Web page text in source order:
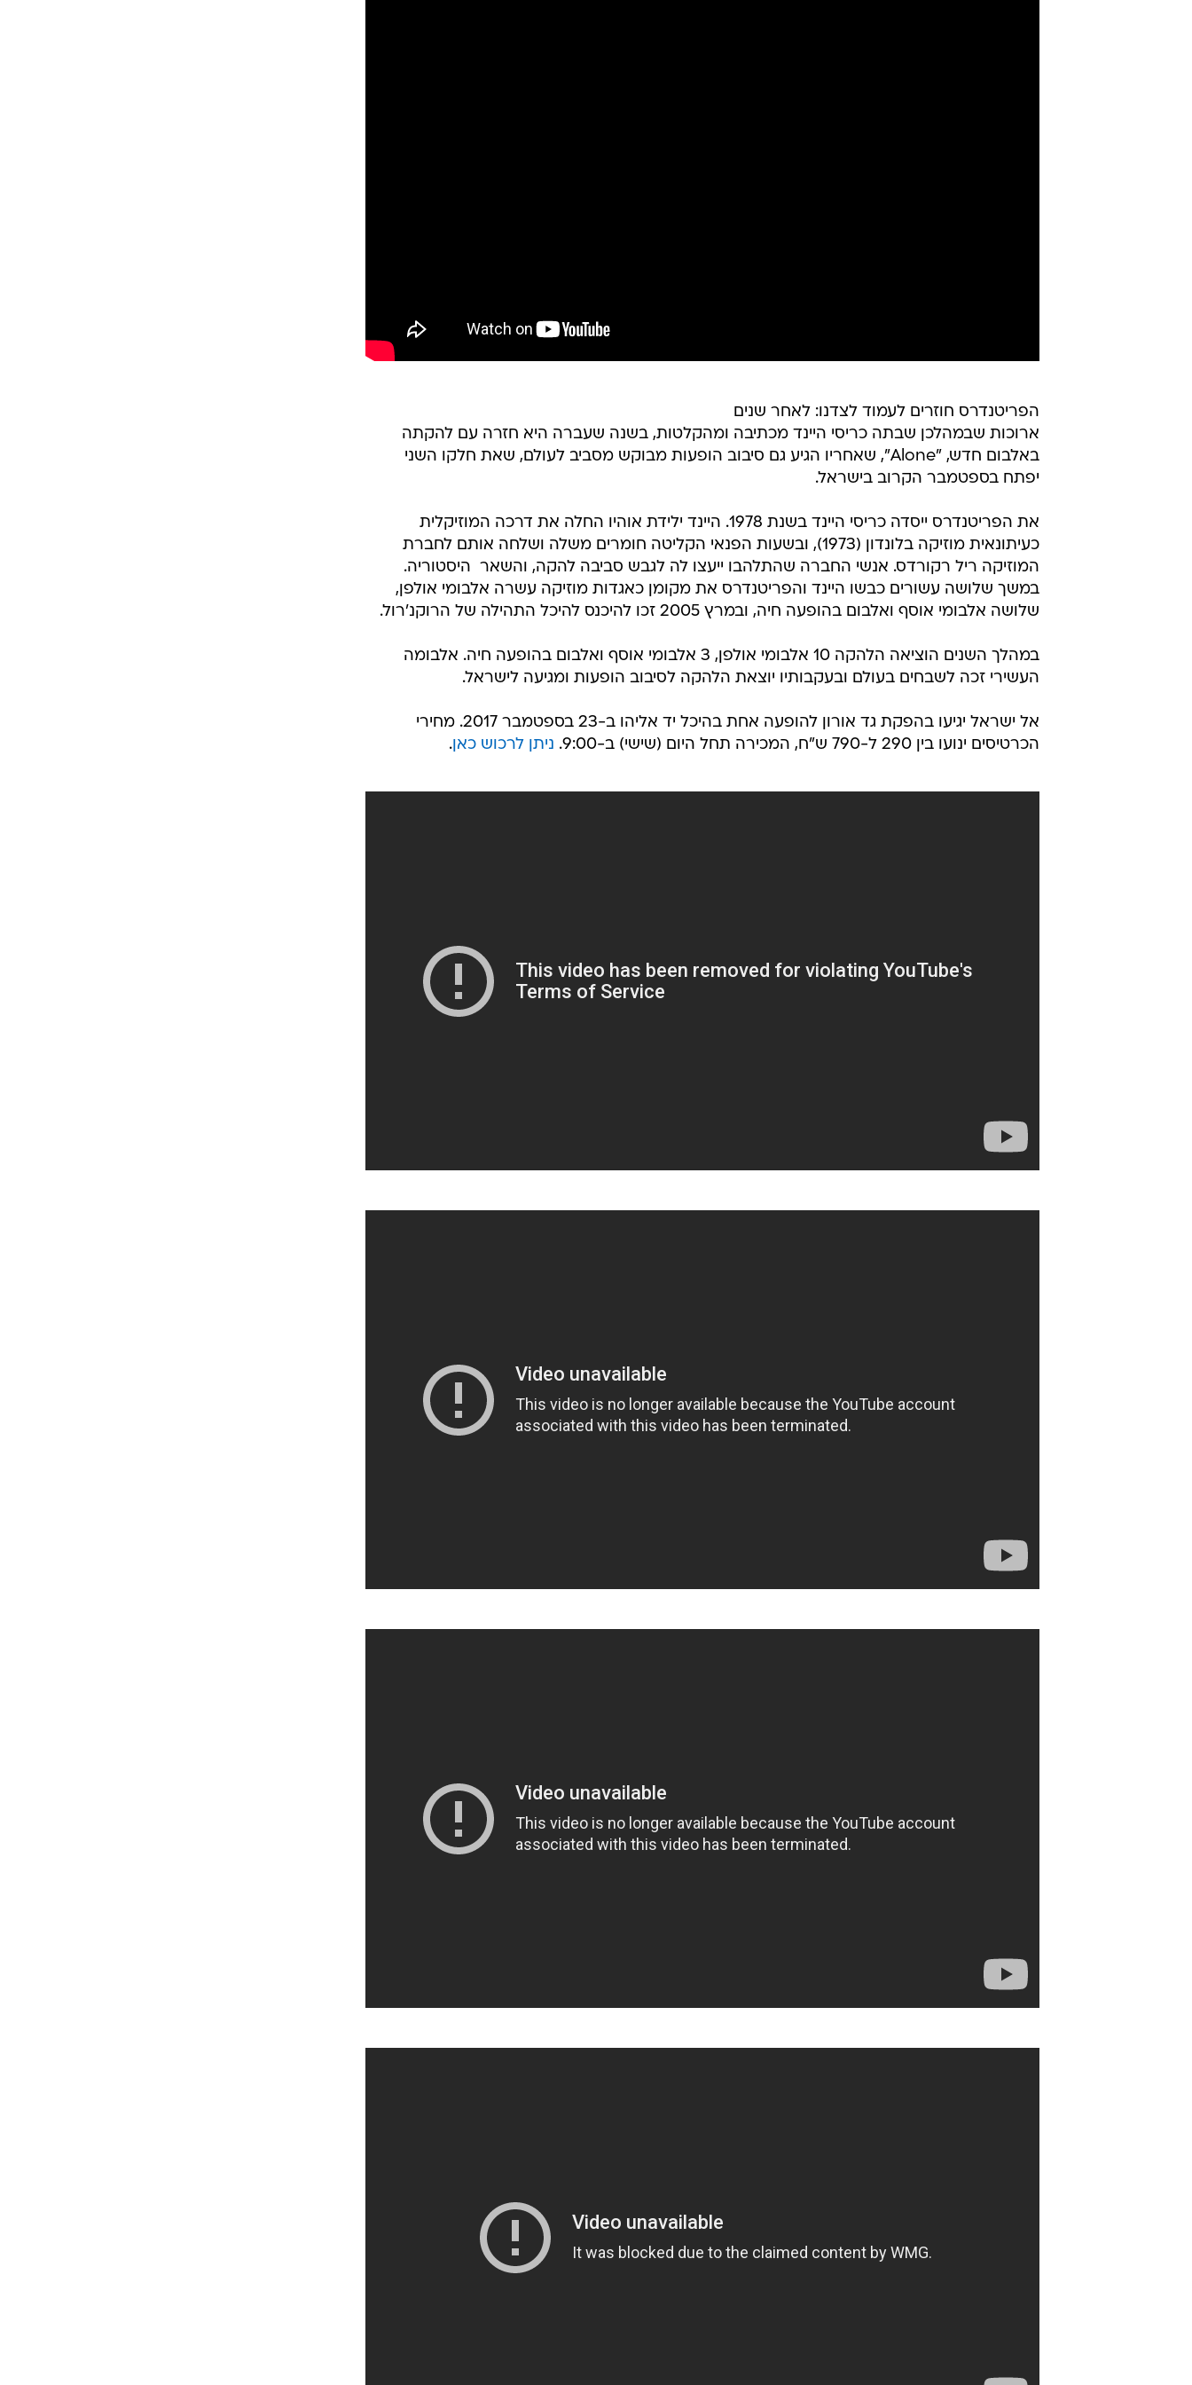
הפריטנדרס חוזרים לעמוד לצדנו: לאחר שנים
ארוכות שבמהלכן שבתה כריסי היינד מכתיבה ומהקלטות, בשנה שעברה היא חזרה עם להקתה
באלבום חדש, "Alone", שאחריו הגיע גם סיבוב הופעות מבוקש מסביב לעולם, שאת חלקו השני
יפתח בספטמבר הקרוב בישראל.
את הפריטנדרס ייסדה כריסי היינד בשנת 1978. היינד ילידת אוהיו החלה את דרכה המוזיקלית
כעיתונאית מוזיקה בלונדון (1973), ובשעות הפנאי הקליטה חומרים משלה ושלחה אותם לחברת
המוזיקה ריל רקורדס. אנשי החברה שהתלהבו ייעצו לה לגבש סביבה להקה, והשאר  היסטוריה.
במשך שלושה עשורים כבשו היינד והפריטנדרס את מקומן כאגדות מוזיקה עשרה אלבומי אולפן,
שלושה אלבומי אוסף ואלבום בהופעה חיה, ובמרץ 2005 זכו להיכנס להיכל התהילה של הרוקנ'רול.
במהלך השנים הוציאה הלהקה 10 אלבומי אולפן, 3 אלבומי אוסף ואלבום בהופעה חיה. אלבומה
העשירי זכה לשבחים בעולם ובעקבותיו יוצאת הלהקה לסיבוב הופעות ומגיעה לישראל.
אל ישראל יגיעו בהפקת גד אורון להופעה אחת בהיכל יד אליהו ב-23 בספטמבר 2017. מחירי
הכרטיסים ינועו בין 290 ל-790 ש"ח, המכירה תחל היום (שישי) ב-9:00.
ניתן לרכוש כאן.